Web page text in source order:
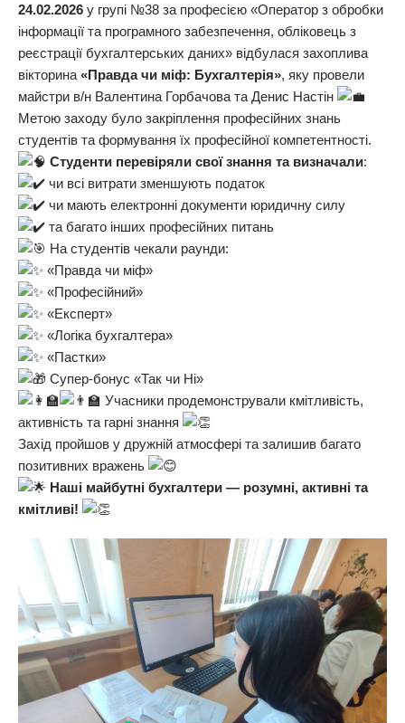
24.02.2026 у групі №38 за професією «Оператор з обробки
інформації та програмного забезпечення, обліковець з
реєстрації бухгалтерських даних» відбулася захоплива
вікторина «Правда чи міф: Бухгалтерія», яку провели
майстри в/н Валентина Горбачова та Денис Настін
Метою заходу було закріплення професійних знань
студентів та формування їх професійної компетентності.
Студенти перевіряли свої знання та визначали:
чи всі витрати зменшують податок
чи мають електронні документи юридичну силу
та багато інших професійних питань
На студентів чекали раунди:
«Правда чи міф»
«Професійний»
«Експерт»
«Логіка бухгалтера»
«Пастки»
Супер-бонус «Так чи Ні»
Учасники продемонстрували кмітливість,
активність та гарні знання
Захід пройшов у дружній атмосфері та залишив багато
позитивних вражень
Наші майбутні бухгалтери — розумні, активні та
кмітливі!